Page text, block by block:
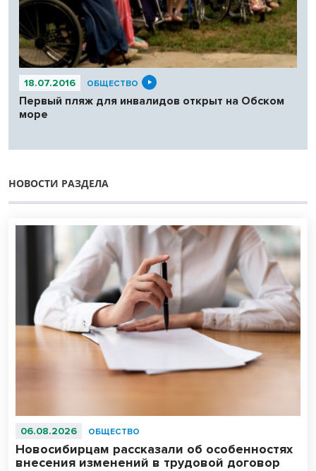
18.07.2016 ОБЩЕСТВО
Первый пляж для инвалидов открыт на Обском
море
НОВОСТИ РАЗДЕЛА
06.08.2026 ОБЩЕСТВО
Новосибирцам рассказали об особенностях
внесения изменений в трудовой договор